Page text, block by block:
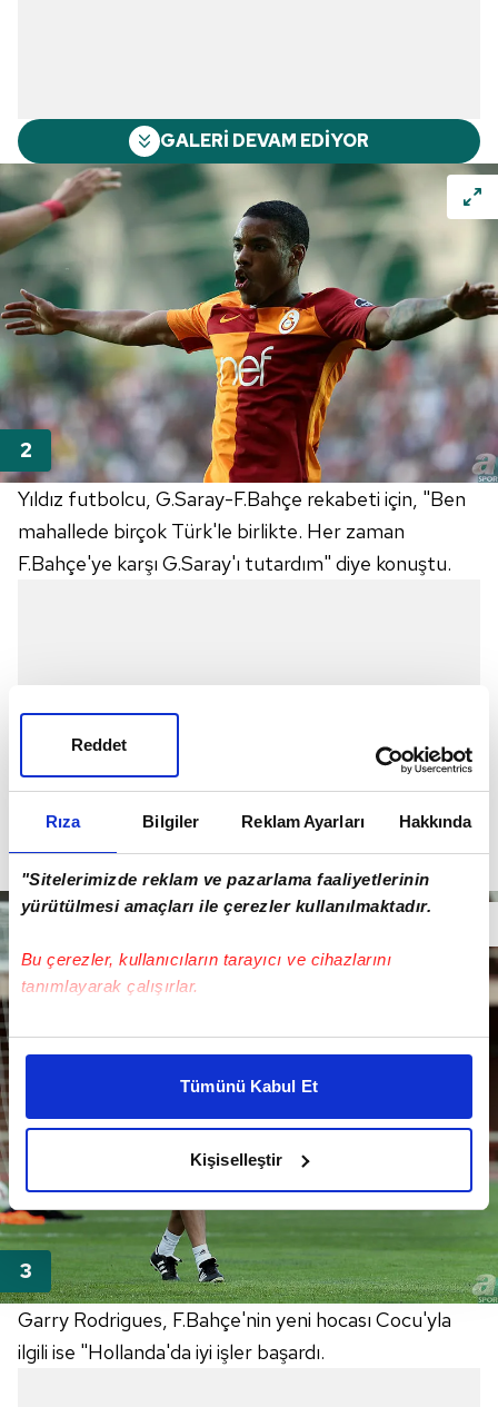
Rıza Bilgiler Reklam Ayarları Hakkında
"Sitelerimizde reklam ve pazarlama faaliyetlerinin
yürütülmesi amaçları ile çerezler kullanılmaktadır.
Bu çerezler, kullanıcıların tarayıcı ve cihazlarını
tanımlayarak çalışırlar.
Bu çerezlere izin vermeniz halinde sizlere özel
daha iyi reklam deneyimi yaşatabiliriz. Bunu yaparken
amacımızın size daha iyi bir reklam deneyimi sunmak
elimizden gelen çabayı gösterdiğimizi ve bu noktada,
kalemimiz olduğunu sizlere hatırlatmak isteriz.
Her halükârda, kullanıcılar, bu çerezlere izin vermedikleri
takdirde, kullanıcılara hedefli reklamlar
gösterilmeyecektir."
Tümünü Kabul Et
Kişiselleştir
Reddet
GALERİ DEVAM EDİYOR
Yıldız futbolcu, G.Saray-F.Bahçe rekabeti için, "Ben
mahallede birçok Türk'le birlikte. Her zaman
F.Bahçe'ye karşı G.Saray'ı tutardım" diye konuştu.
Garry Rodrigues, F.Bahçe'nin yeni hocası Cocu'yla
ilgili ise "Hollanda'da iyi işler başardı.